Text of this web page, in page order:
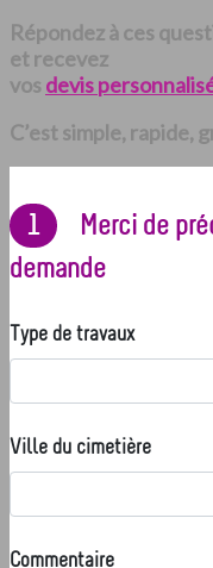
Répondez à ces
et recevez
vos devis
C’est simple, rapide,